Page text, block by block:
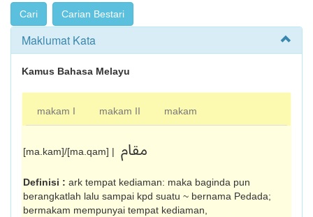
Maklumat Kata
Kamus Bahasa Melayu
makam I makam II makam
[ma.kam]/[ma.qam] | مقام
Definisi : ark tempat kediaman: maka baginda pun
berangkatlah lalu sampai kpd suatu ~ bernama Pedada;
bermakam mempunyai tempat kediaman,